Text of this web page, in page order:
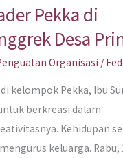
Pekka di
Desa
Organisasi /
kelompok Pekka, Ibu
berkreasi dalam
Kehidupan
keluarga. Rabu,